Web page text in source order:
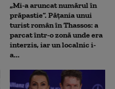
„Mi-a aruncat numărul în
prăpastie”. Pățania unui
turist român în Thassos: a
parcat într-o zonă unde era
interzis, iar un localnic i-
a...